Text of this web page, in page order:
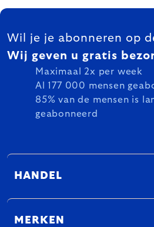
FOOTER
Wil je je abonneren op
Wij geven u gratis
Maximaal 2x per week
Al 177 000 mensen
85% van de mensen is
geabonneerd
HANDEL
MERKEN